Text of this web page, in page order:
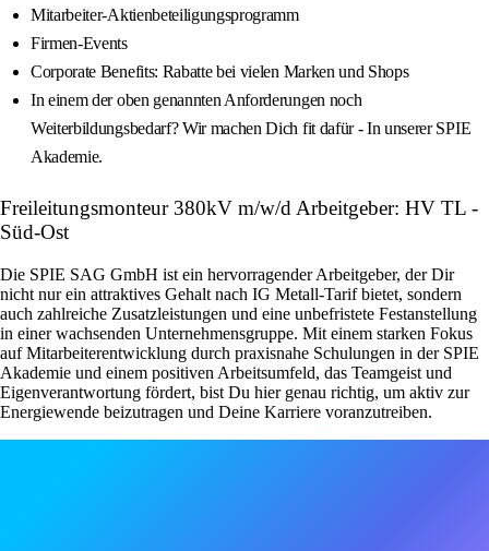
Mitarbeiter-Aktienbeteiligungsprogramm
Firmen-Events
Corporate Benefits: Rabatte bei vielen Marken und Shops
In einem der oben genannten Anforderungen noch
Weiterbildungsbedarf? Wir machen Dich fit dafür - In unserer SPIE
Akademie.
Freileitungsmonteur 380kV m/w/d Arbeitgeber: HV TL -
Süd-Ost
Die SPIE SAG GmbH ist ein hervorragender Arbeitgeber, der Dir
nicht nur ein attraktives Gehalt nach IG Metall-Tarif bietet, sondern
auch zahlreiche Zusatzleistungen und eine unbefristete Festanstellung
in einer wachsenden Unternehmensgruppe. Mit einem starken Fokus
auf Mitarbeiterentwicklung durch praxisnahe Schulungen in der SPIE
Akademie und einem positiven Arbeitsumfeld, das Teamgeist und
Eigenverantwortung fördert, bist Du hier genau richtig, um aktiv zur
Energiewende beizutragen und Deine Karriere voranzutreiben.